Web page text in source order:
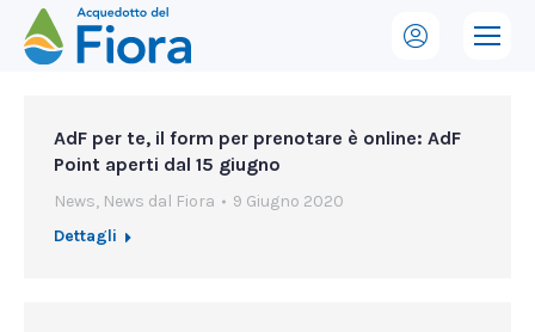
AdF per te, il form per prenotare è online: AdF
Point aperti dal 15 giugno
News, News dal Fiora
9 Giugno 2020
Dettagli